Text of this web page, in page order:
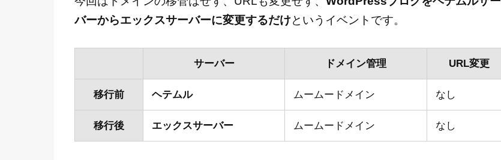
バーからエックスサーバーに変更するだけというイベントです。
サーバー ドメイン管理 URL変更
移行前 ヘテムル ムームードメイン なし
移行後 エックスサーバー ムームードメイン なし